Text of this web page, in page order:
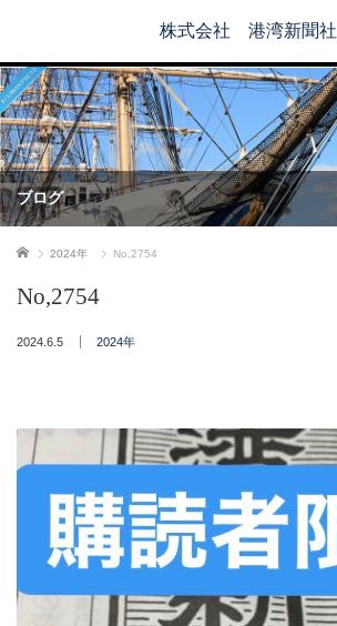
株式会社 港湾新聞社
ブログ
ホーム 2024年 No,2754
No,2754
2024.6.5 2024年